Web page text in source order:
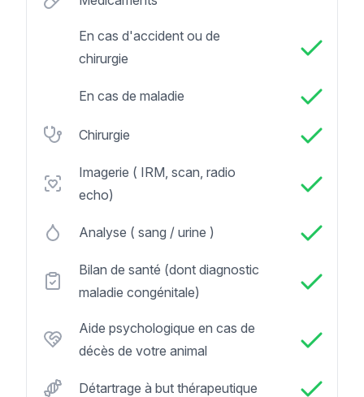
En cas d'accident ou de
chirurgie
En cas de maladie
Chirurgie
Imagerie ( IRM, scan, radio
echo)
Analyse ( sang / urine )
Bilan de santé (dont diagnostic
maladie congénitale)
Aide psychologique en cas de
décès de votre animal
Détartrage à but thérapeutique